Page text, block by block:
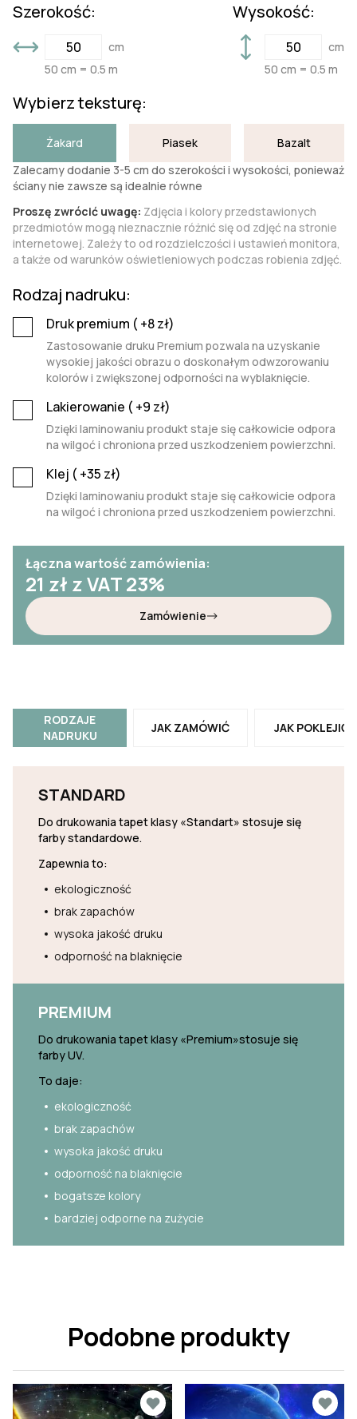
Szerokość:
cm
50 cm = 0.5 m
Wysokość:
cm
50 cm = 0.5 m
Wybierz teksturę:
Żakard Piasek
Bazalt
Zalecamy dodanie 3-5 cm do szerokości i wysokości, ponieważ
ściany nie zawsze są idealnie równe
Proszę zwrócić uwagę: Zdjęcia i kolory przedstawionych
przedmiotów mogą nieznacznie różnić się od zdjęć na stronie
internetowej. Zależy to od rozdzielczości i ustawień monitora,
a także od warunków oświetleniowych podczas robienia zdjęć.
Rodzaj nadruku:
Druk premium ( +8zł)
Zastosowanie druku Premium pozwala na uzyskanie
wysokiej jakości obrazu o doskonałym odwzorowaniu
kolorów i zwiększonej odporności na wyblaknięcie.
Lakierowanie ( +9 zł)
Dzięki laminowaniu produkt staje się całkowicie odpora
na wilgoć i chroniona przed uszkodzeniem powierzchni.
Klej ( +35 zł)
Dzięki laminowaniu produkt staje się całkowicie odpora
na wilgoć i chroniona przed uszkodzeniem powierzchni.
Łączna wartość zamówienia:
21 zł z VAT 23%
Zamówienie
RODZAJE
NADRUKU
JAK ZAMÓWIĆ JAK POKLEJIĆ
STANDARD
Do drukowania tapet klasy «Standart» stosuje się
farby standardowe.
Zapewnia to:
ekologiczność
brak zapachów
wysoka jakość druku
odporność na blaknięcie
PREMIUM
Do drukowania tapet klasy «Premium»stosuje się
farby UV.
To daje:
ekologiczność
brak zapachów
wysoka jakość druku
odporność na blaknięcie
bogatsze kolory
bardziej odporne na zużycie
Podobne produkty